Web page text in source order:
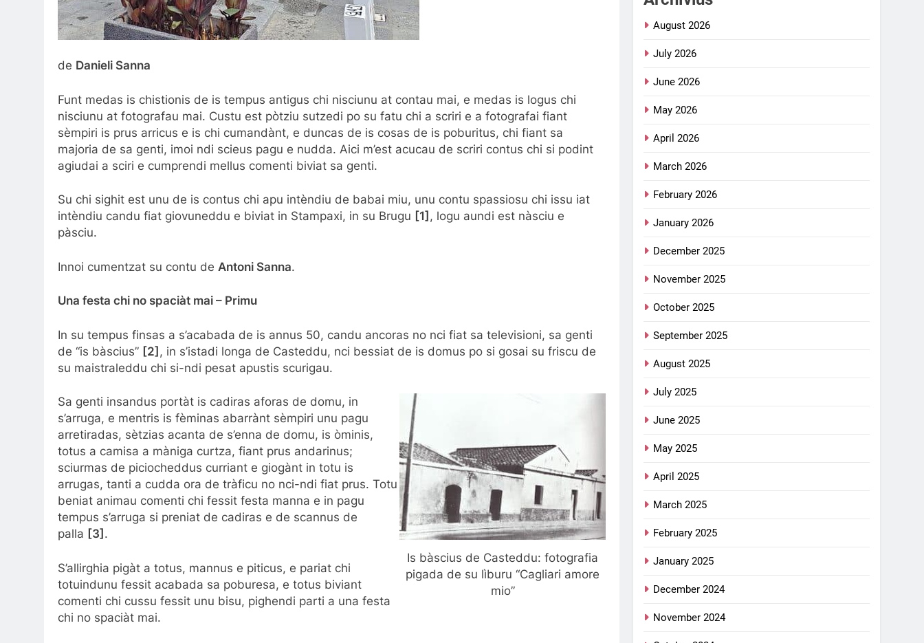
de Danieli Sanna
Funt medas is chistionis de is tempus antigus chi nisciunu at contau mai, e medas is logus chi
nisciunu at fotografau mai. Custu est pòtziu sutzedi po su fatu chi a scriri e a fotografai fiant
sèmpiri is prus arricus e is chi cumandànt, e duncas de is cosas de is poburitus, chi fiant sa
majoria de sa genti, imoi ndi scieus pagu e nudda. Aici m’est acucau de scriri contus chi si podint
agiudai a sciri e cumprendi mellus comenti biviat sa genti.
Su chi sighit est unu de is contus chi apu intèndiu de babai miu, unu contu spassiosu chi issu iat
intèndiu candu fiat giovuneddu e biviat in Stampaxi, in su Brugu [1] , logu aundi est nàsciu e
pàsciu.
Innoi cumentzat su contu de Antoni Sanna.
Una festa chi no spaciàt mai – Primu
In su tempus finsas a s’acabada de is annus 50, candu ancoras no nci fiat sa televisioni, sa genti
de “is bàscius” [2] , in s’istadi longa de Casteddu, nci bessiat de is domus po si gosai su friscu de
su maistraleddu chi si-ndi pesat apustis scurigau.
Is bàscius de Casteddu: fotografia
pigada de su lìburu “Cagliari amore
mio”
Sa genti insandus portàt is cadiras aforas de domu, in
s’arruga, e mentris is fèminas abarrànt sèmpiri unu pagu
arretiradas, sètzias acanta de s’enna de domu, is òminis,
totus a camisa a màniga curtza, fiant prus andarinus;
sciurmas de piciocheddus curriant e giogànt in totu is
arrugas, tanti a cudda ora de tràficu no nci-ndi fiat prus. Totu
beniat animau comenti chi fessit festa manna e in pagu
tempus s’arruga si preniat de cadiras e de scannus de
palla [3] .
S’allirghia pigàt a totus, mannus e piticus, e pariat chi
totuindunu fessit acabada sa poburesa, e totus biviant
comenti chi cussu fessit unu bisu, pighendi parti a una festa
chi no spaciàt mai.
August 2026
July 2026
June 2026
May 2026
April 2026
March 2026
February 2026
January 2026
December 2025
November 2025
October 2025
September 2025
August 2025
July 2025
June 2025
May 2025
April 2025
March 2025
February 2025
January 2025
December 2024
November 2024